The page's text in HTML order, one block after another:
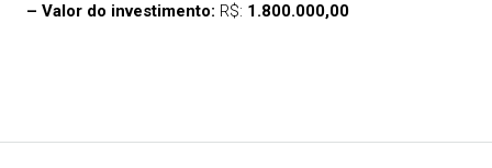
– Valor do investimento: R$: 1.800.000,00